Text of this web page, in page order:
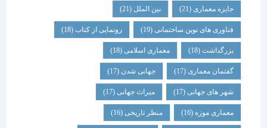
جایزه معماری (21) بین الملل(21)
فناوری های نوین ساختمانی(19) رونمایی از کتاب (18)
بزرگداشت (18) معماری اسلامی (18)
گفتمان معماری (17) جهانی شدن(17)
شهر های جهانی(17) میراث جهانی(17)
معماری موزه (16) منظر تاریخی (16)